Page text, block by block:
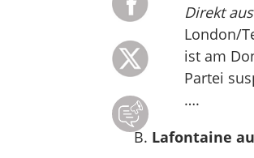
Direkt
London/
ist am
Partei
….
Lafontaine